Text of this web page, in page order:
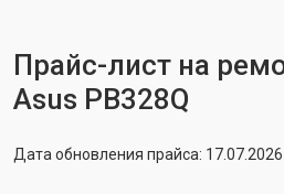
Прайс-лист на
Asus PB328Q
Дата обновления прайса: 17.07.2026